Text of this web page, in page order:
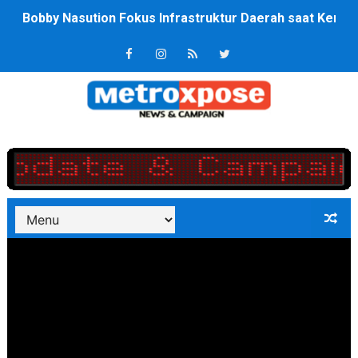
Bobby Nasution Fokus Infrastruktur Daerah saat
Dukcapil SBB Layani Perubahan Akta Lama Menjadi
Kompol Pieter Fredy Matahelumual Resmi Jadi
Air Sungai Bekasi Menghitam Berbusa dan Bau
Polres Metro Bekasi Buru Pemasok Sabu, Diduga
Kepala SD Negeri Tanah Goyang Salurkan Dana PIP